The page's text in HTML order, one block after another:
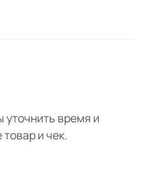
время и
и чек.